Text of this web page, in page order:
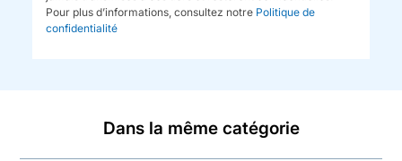
Pour plus d’informations, consultez notre Politique de
confidentialité
Dans la même catégorie